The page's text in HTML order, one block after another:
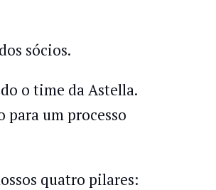
sócios.
o time da Astella.
para um processo
quatro pilares: